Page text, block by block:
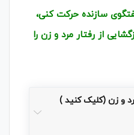
سازنده حرکت کنی،
از رفتار مرد و زن را
و زن (کلیک کنید )